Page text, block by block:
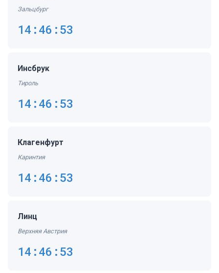
Зальцбург
14:46:53
Инсбрук
Тироль
14:46:53
Клагенфурт
Каринтия
14:46:53
Линц
Верхняя Австрия
14:46:53